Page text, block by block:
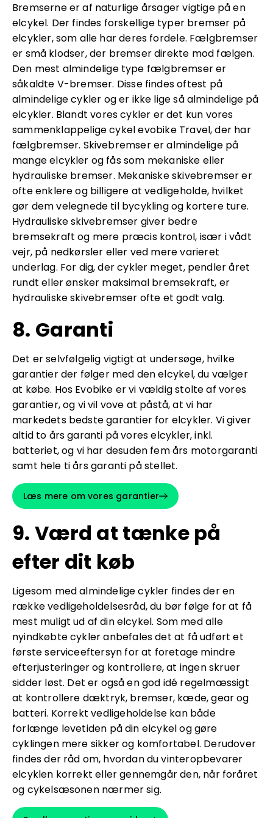
Bremserne er af naturlige årsager vigtige på en
elcykel. Der findes forskellige typer bremser på
elcykler, som alle har deres fordele. Fælgbremser
er små klodser, der bremser direkte mod fælgen.
Den mest almindelige type fælgbremser er
såkaldte V-bremser. Disse findes oftest på
almindelige cykler og er ikke lige så almindelige på
elcykler. Blandt vores cykler er det kun vores
sammenklappelige cykel evobike Travel, der har
fælgbremser. Skivebremser er almindelige på
mange elcykler og fås som mekaniske eller
hydrauliske bremser. Mekaniske skivebremser er
ofte enklere og billigere at vedligeholde, hvilket
gør dem velegnede til bycykling og kortere ture.
Hydrauliske skivebremser giver bedre
bremsekraft og mere præcis kontrol, især i vådt
vejr, på nedkørsler eller ved mere varieret
underlag. For dig, der cykler meget, pendler året
rundt eller ønsker maksimal bremsekraft, er
hydrauliske skivebremser ofte et godt valg.
8. Garanti
Det er selvfølgelig vigtigt at undersøge, hvilke
garantier der følger med den elcykel, du vælger
at købe. Hos Evobike er vi vældig stolte af vores
garantier, og vi vil vove at påstå, at vi har
markedets bedste garantier for elcykler. Vi giver
altid to års garanti på vores elcykler, inkl.
batteriet, og vi har desuden fem års motorgaranti
samt hele ti års garanti på stellet.
Læs mere om vores garantier
9. Værd at tænke på
efter dit køb
Ligesom med almindelige cykler findes der en
række vedligeholdelsesråd, du bør følge for at få
mest muligt ud af din elcykel. Som med alle
nyindkøbte cykler anbefales det at få udført et
første serviceeftersyn for at foretage mindre
efterjusteringer og kontrollere, at ingen skruer
sidder løst. Det er også en god idé regelmæssigt
at kontrollere dæktryk, bremser, kæde, gear og
batteri. Korrekt vedligeholdelse kan både
forlænge levetiden på din elcykel og gøre
cyklingen mere sikker og komfortabel. Derudover
findes der råd om, hvordan du vinteropbevarer
elcyklen korrekt eller gennemgår den, når foråret
og cykelsæsonen nærmer sig.